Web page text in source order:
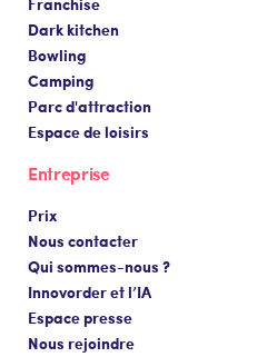
Dark kitchen
Bowling
Camping
Parc d'attraction
Espace de loisirs
Entreprise
Prix
Nous contacter
Qui sommes-nous ?
Innovorder et l’IA
Espace presse
Nous rejoindre